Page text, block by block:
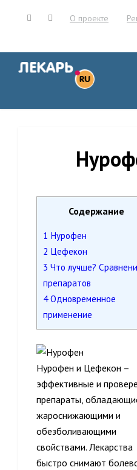
О проекте
Содержание
1 Нурофен
2 Цефекон
3 Что лучше?
препаратов
4Одновременное
применение
Нурофен и Цефекон –
эффективные и
препараты,
жароснижающими и
обезболивающими
свойствами. Лекарства
быстро снимают